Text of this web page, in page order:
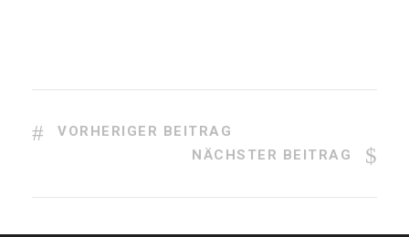
VORHERIGER BEITRAG
NÄCHSTER BEITRAG